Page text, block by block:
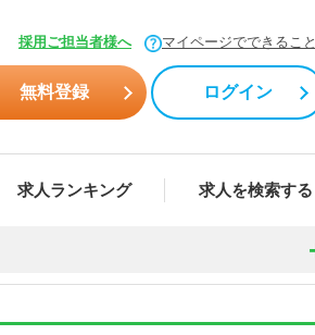
採用ご担当者様へ マイページでできること
無料登録 ログイン
求人ランキング 求人を検索する